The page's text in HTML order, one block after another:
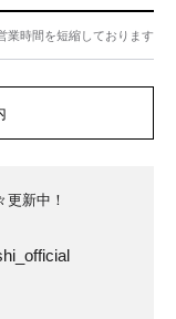
業時間を短縮しております
新中！